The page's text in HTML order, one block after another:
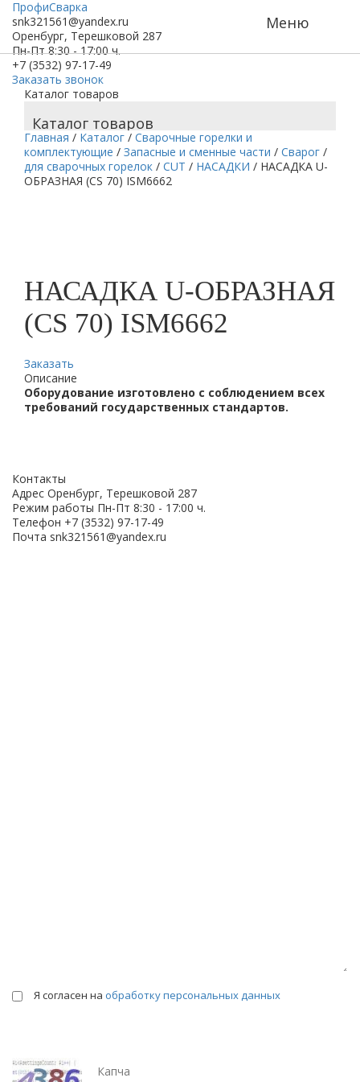
ПрофиСварка
snk321561@yandex.ru
Оренбург, Терешковой 287
Пн-Пт 8:30 - 17:00 ч.
+7 (3532) 97-17-49
Заказать звонок
Меню
Каталог товаров
Каталог товаров
Главная / Каталог / Сварочные горелки и
комплектующие / Запасные и сменные части / Сварог /
для сварочных горелок / CUT / НАСАДКИ / НАСАДКА U-
ОБРАЗНАЯ (CS 70) ISM6662
НАСАДКА U-ОБРАЗНАЯ
(CS 70) ISM6662
Заказать
Описание
Оборудование изготовлено с соблюдением всех
требований государственных стандартов.
Контакты
Адрес Оренбург, Терешковой 287
Режим работы Пн-Пт 8:30 - 17:00 ч.
Телефон +7 (3532) 97-17-49
Почта snk321561@yandex.ru
Я согласен на обработку персональных данных